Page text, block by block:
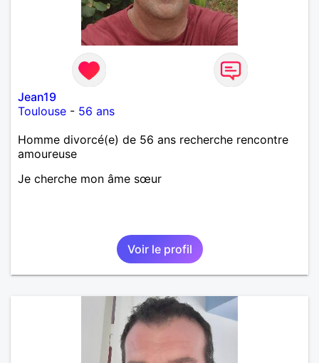
Jean19
Toulouse - 56 ans
Homme divorcé(e) de 56 ans recherche rencontre
amoureuse
Je cherche mon âme sœur
Voir le profil